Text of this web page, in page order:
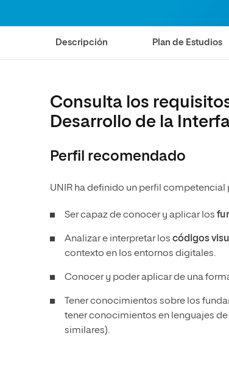
Ciencias Sociales
Humanidades
Diseño
Ciencias de la Salud
Artes
Música
Descripción Plan de Estudios
Consulta los
Desarrollo de la
Perfil recomendado
UNIR ha definido un perfil competencial
Ser capaz de conocer y aplicar los
Analizar e interpretar los códigos
contexto en los entornos digitales.
Conocer y poder aplicar de una
Tener conocimientos sobre los
tener conocimientos en lenguajes
similares).